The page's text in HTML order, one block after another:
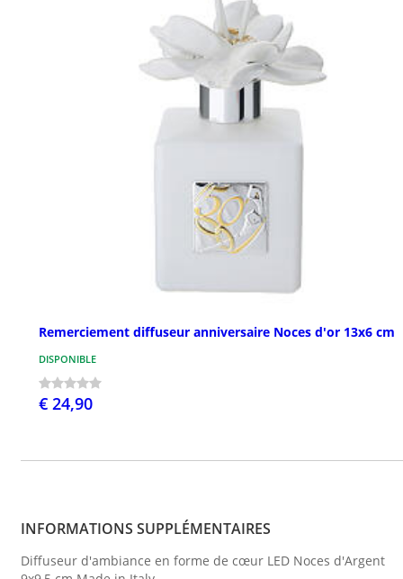
Remerciement diffuseur anniversaire Noces d'or 13x6 cm
DISPONIBLE
€ 24,90
INFORMATIONS SUPPLÉMENTAIRES
Diffuseur d'ambiance en forme de cœur LED Noces d'Argent